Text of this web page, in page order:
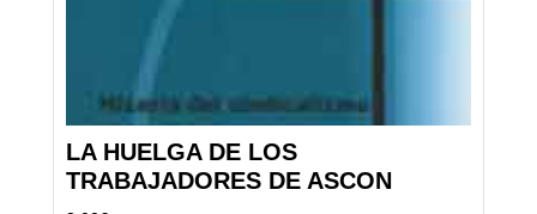
LA HUELGA DE LOS
TRABAJADORES DE ASCON